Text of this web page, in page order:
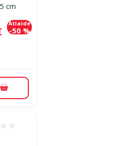
cm
cena
Atlaide
-50 %
Pievienot grozam